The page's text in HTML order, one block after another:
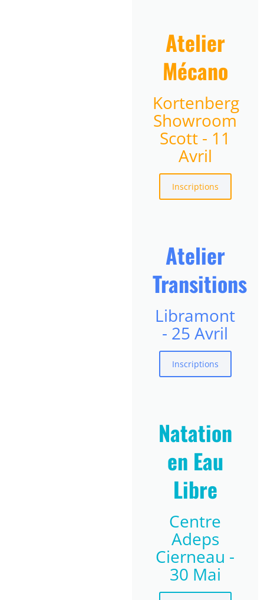
Atelier
Mécano
Kortenberg
Showroom
Scott - 11
Avril
Inscriptions
Atelier
Transitions
Libramont
- 25 Avril
Inscriptions
Natation
en Eau
Libre
Centre
Adeps
Cierneau -
30 Mai